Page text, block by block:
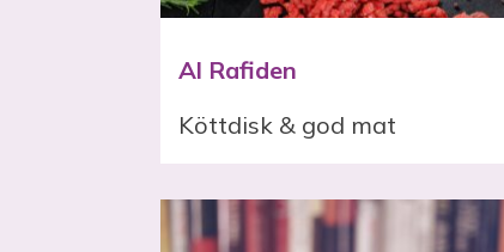
Al Rafiden
Köttdisk & god mat